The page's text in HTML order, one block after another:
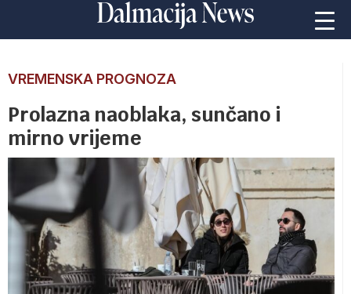
VREMENSKA PROGNOZA
Prolazna naoblaka, sunčano i
mirno vrijeme